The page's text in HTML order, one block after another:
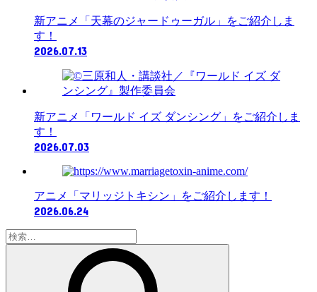
新アニメ「天幕のジャードゥーガル」をご紹介しま
す！
2026.07.13
新アニメ「ワールド イズ ダンシング」をご紹介しま
す！
2026.07.03
アニメ「マリッジトキシン」をご紹介します！
2026.06.24
検
索: